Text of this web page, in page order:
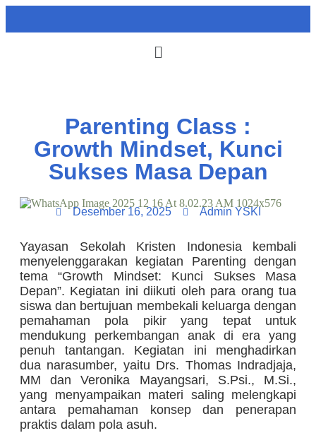
Parenting Class :
Growth Mindset, Kunci
Sukses Masa Depan
Desember 16, 2025 Admin YSKI
Yayasan Sekolah Kristen Indonesia kembali
menyelenggarakan kegiatan Parenting dengan
tema “Growth Mindset: Kunci Sukses Masa
Depan”. Kegiatan ini diikuti oleh para orang tua
siswa dan bertujuan membekali keluarga dengan
pemahaman pola pikir yang tepat untuk
mendukung perkembangan anak di era yang
penuh tantangan. Kegiatan ini menghadirkan
dua narasumber, yaitu Drs. Thomas Indradjaja,
MM dan Veronika Mayangsari, S.Psi., M.Si.,
yang menyampaikan materi saling melengkapi
antara pemahaman konsep dan penerapan
praktis dalam pola asuh.